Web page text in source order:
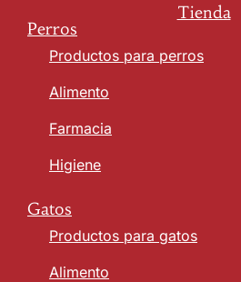
Tienda
Perros
Productos para perros
Alimento
Farmacia
Higiene
Gatos
Productos para gatos
Alimento